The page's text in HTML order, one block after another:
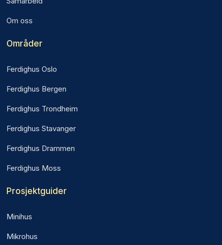
Om oss
Områder
Ferdighus Oslo
Ferdighus Bergen
Ferdighus Trondheim
Ferdighus Stavanger
Ferdighus Drammen
Ferdighus Moss
Prosjektguider
Minihus
Mikrohus